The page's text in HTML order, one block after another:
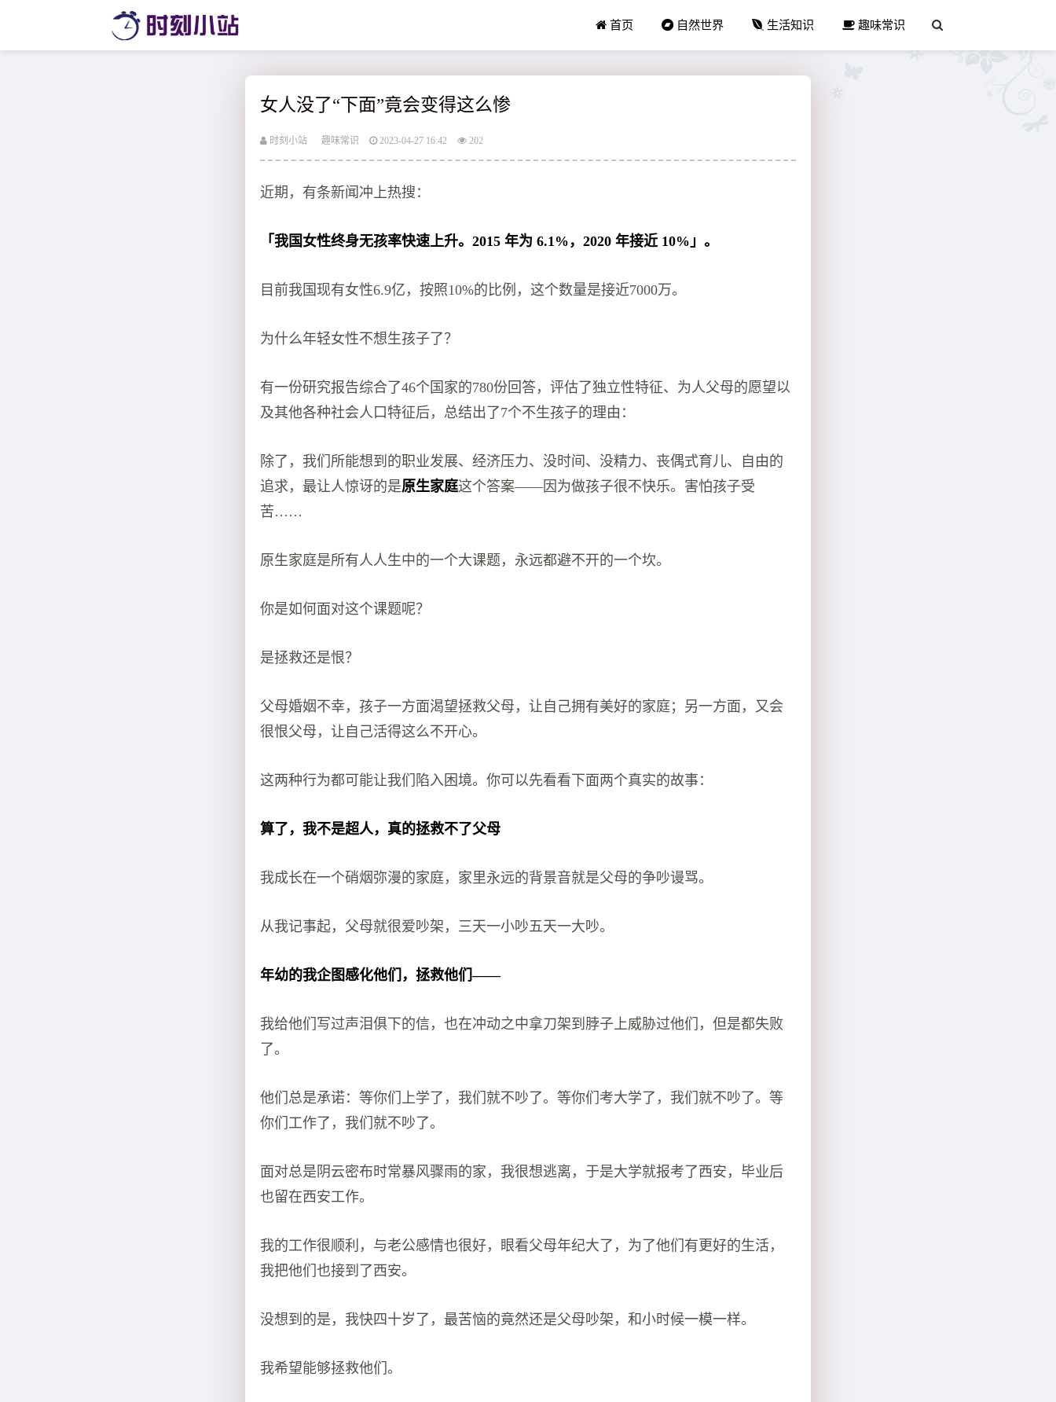
首页 自然世界 生活知识 趣味常识
女人没了“下面”竟会变得这么惨
时刻小站 趣味常识 2023-04-27 16:42 202
近期，有条新闻冲上热搜：
「我国女性终身无孩率快速上升。2015 年为 6.1%，2020 年接近 10%」。
目前我国现有女性6.9亿，按照10%的比例，这个数量是接近7000万。
为什么年轻女性不想生孩子了？
有一份研究报告综合了46个国家的780份回答，评估了独立性特征、为人父母的愿望以
及其他各种社会人口特征后，总结出了7个不生孩子的理由：
除了，我们所能想到的职业发展、经济压力、没时间、没精力、丧偶式育儿、自由的
追求，最让人惊讶的是原生家庭这个答案——因为做孩子很不快乐。害怕孩子受
苦……
原生家庭是所有人人生中的一个大课题，永远都避不开的一个坎。
你是如何面对这个课题呢？
是拯救还是恨？
父母婚姻不幸，孩子一方面渴望拯救父母，让自己拥有美好的家庭；另一方面，又会
很恨父母，让自己活得这么不开心。
这两种行为都可能让我们陷入困境。你可以先看看下面两个真实的故事：
算了，我不是超人，真的拯救不了父母
我成长在一个硝烟弥漫的家庭，家里永远的背景音就是父母的争吵谩骂。
从我记事起，父母就很爱吵架，三天一小吵五天一大吵。
年幼的我企图感化他们，拯救他们——
我给他们写过声泪俱下的信，也在冲动之中拿刀架到脖子上威胁过他们，但是都失败
了。
他们总是承诺：等你们上学了，我们就不吵了。等你们考大学了，我们就不吵了。等
你们工作了，我们就不吵了。
面对总是阴云密布时常暴风骤雨的家，我很想逃离，于是大学就报考了西安，毕业后
也留在西安工作。
我的工作很顺利，与老公感情也很好，眼看父母年纪大了，为了他们有更好的生活，
我把他们也接到了西安。
没想到的是，我快四十岁了，最苦恼的竟然还是父母吵架，和小时候一模一样。
我希望能够拯救他们。